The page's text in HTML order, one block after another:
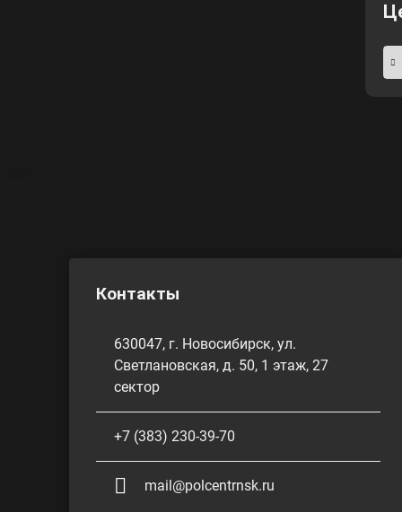
Контакты
630047, г. Новосибирск, ул.
Светлановская, д. 50, 1 этаж, 27
сектор
+7 (383) 230-39-70
mail@polcentrnsk.ru